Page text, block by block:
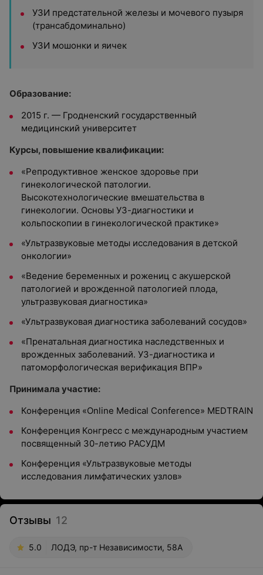
УЗИ предстательной железы и мочевого пузыря
(трансабдоминально)
УЗИ мошонки и яичек
Образование:
2015 г. — Гродненский государственный
медицинский университет
Курсы, повышение квалификации:
«Репродуктивное женское здоровье при
гинекологической патологии.
Высокотехнологические вмешательства в
гинекологии. Основы УЗ-диагностики и
кольпоскопии в гинекологической практике»
«Ультразвуковые методы исследования в детской
онкологии»
«Ведение беременных и рожениц с акушерской
патологией и врожденной патологией плода,
ультразвуковая диагностика»
«Ультразвуковая диагностика заболеваний сосудов»
«Пренатальная диагностика наследственных и
врожденных заболеваний. УЗ-диагностика и
патоморфологическая верификация ВПР»
Принимала участие:
Конференция «Online Medical Conference» MEDTRAIN
Конференция Конгресс с международным участием
посвященный 30-летию РАСУДМ
Конференция «Ультразвуковые методы
исследования лимфатических узлов»
Отзывы 12
5.0 ЛОДЭ, пр-т Независимости, 58А